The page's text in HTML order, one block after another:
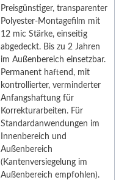
Preisgünstiger, transparenter
Polyester-Montagefilm mit
12 mic Stärke, einseitig
abgedeckt. Bis zu 2 Jahren
im Außenbereich einsetzbar.
Permanent haftend, mit
kontrollierter, verminderter
Anfangshaftung für
Korrekturarbeiten. Für
Standardanwendungen im
Innenbereich und
Außenbereich
(Kantenversiegelung im
Außenbereich empfohlen).